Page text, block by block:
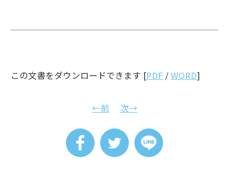
この文書をダウンロードできます [PDF /WORD]
←前 次→